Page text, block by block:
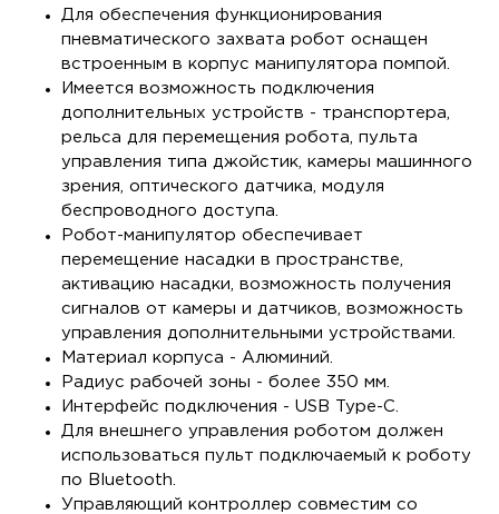
Для обеспечения функционирования
пневматического захвата робот оснащен
встроенным в корпус манипулятора помпой.
Имеется возможность подключения
дополнительных устройств - транспортера,
рельса для перемещения робота, пульта
управления типа джойстик, камеры машинного
зрения, оптического датчика, модуля
беспроводного доступа.
Робот-манипулятор обеспечивает
перемещение насадки в пространстве,
активацию насадки, возможность получения
сигналов от камеры и датчиков, возможность
управления дополнительными устройствами.
Материал корпуса - Алюминий.
Радиус рабочей зоны - более 350 мм.
Интерфейс подключения - USB Type-C.
Для внешнего управления роботом должен
использоваться пульт подключаемый к роботу
по Bluetooth.
Управляющий контроллер совместим со